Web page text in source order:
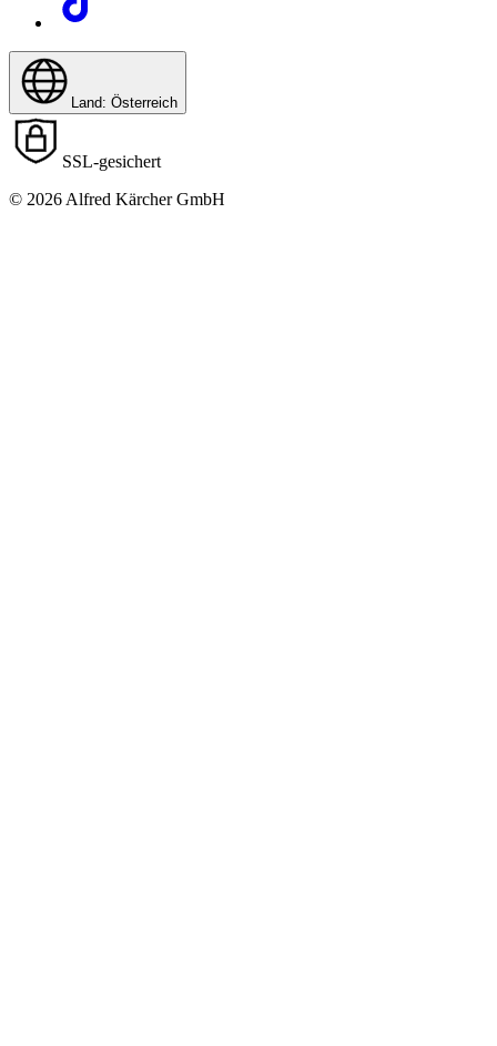
Download PDF
Land: Österreich
SSL-gesichert
© 2026 Alfred Kärcher GmbH